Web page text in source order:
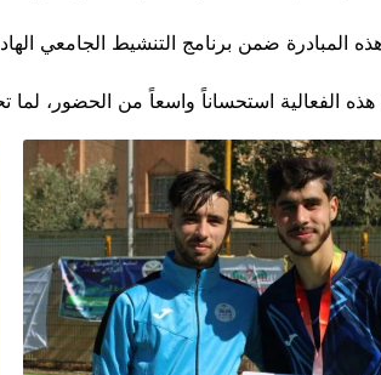
المبادرة ضمن برنامج التنشيط الجامعي
الفعالية استحساناً واسعاً من الحضور،